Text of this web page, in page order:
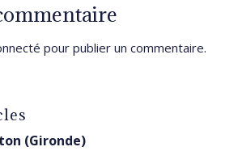
pour publier un commentaire.
(Gironde)